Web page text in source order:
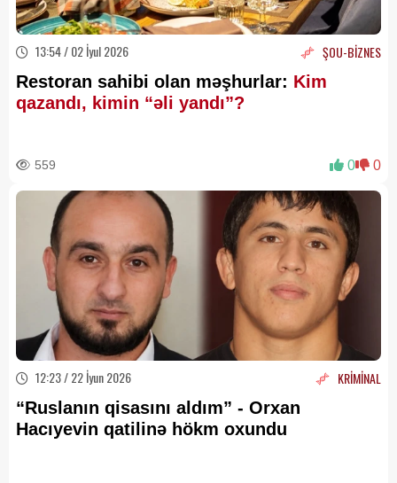
13:54 / 02 İyul 2026 ŞOU-BİZNES
Restoran sahibi olan məşhurlar: Kim
qazandı, kimin “əli yandı”?
559 0 0
12:23 / 22 İyun 2026 KRİMİNAL
“Ruslanın qisasını aldım” - Orxan
Hacıyevin qatilinə hökm oxundu